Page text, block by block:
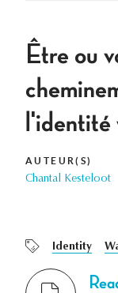
Être ou
l'identité
AUTEUR(S)
Chantal Kesteloot
Identity